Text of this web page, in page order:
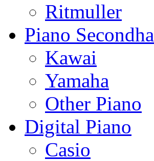
Ritmuller
Piano
Kawai
Yamaha
Other Piano
Digital Piano
Casio